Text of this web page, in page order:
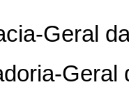
Geral
Geral